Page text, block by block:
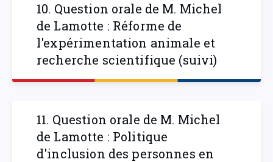
10. Question orale de M. Michel
de Lamotte : Réforme de
l'expérimentation animale et
recherche scientifique (suivi)
11. Question orale de M. Michel
de Lamotte : Politique
d'inclusion des personnes en